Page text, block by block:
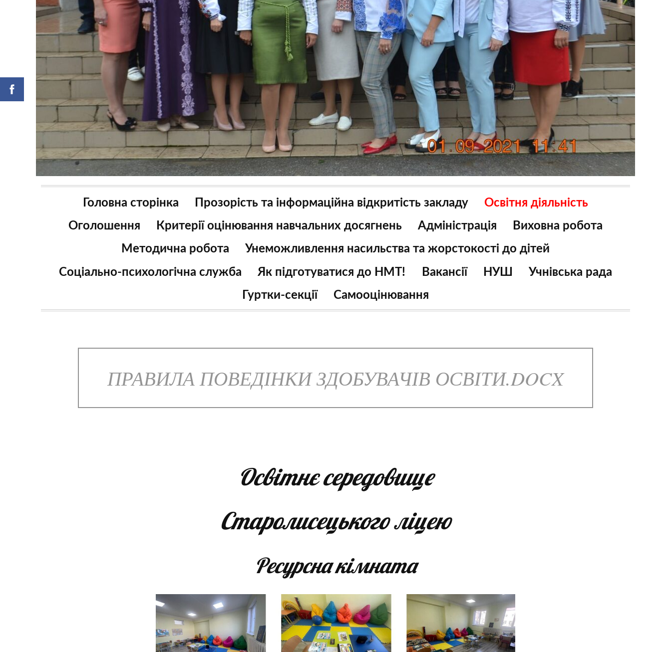
Головна сторінка Прозорість та інформаційна відкритість закладу
Освітня діяльність
Оголошення
Критерії оцінювання навчальних досягнень Адміністрація
Виховна робота
Методична робота
Унеможливлення насильства та жорстокості до дітей
Соціально-психологічна служба
Як підготуватися до НМТ! Вакансії НУШ
Учнівська рада
Гуртки-секції
Самооцінювання
ПРАВИЛА ПОВЕДІНКИ ЗДОБУВАЧІВ ОСВІТИ.DOCX
Освітнє середовище
Старолисецького ліцею
Ресурсна кімната